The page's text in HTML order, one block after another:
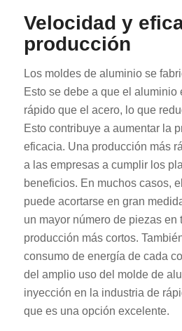
Velocidad y
producción
Los moldes de aluminio se
Esto se debe a que el aluminio
rápido que el acero, lo que
Esto contribuye a aumentar la
eficacia. Una producción más
a las empresas a cumplir los
beneficios. En muchos casos,
puede acortarse en gran
un mayor número de piezas en
producción más cortos.
consumo de energía de cada
del amplio uso del molde de
inyección en la industria de
que es una opción excelente.